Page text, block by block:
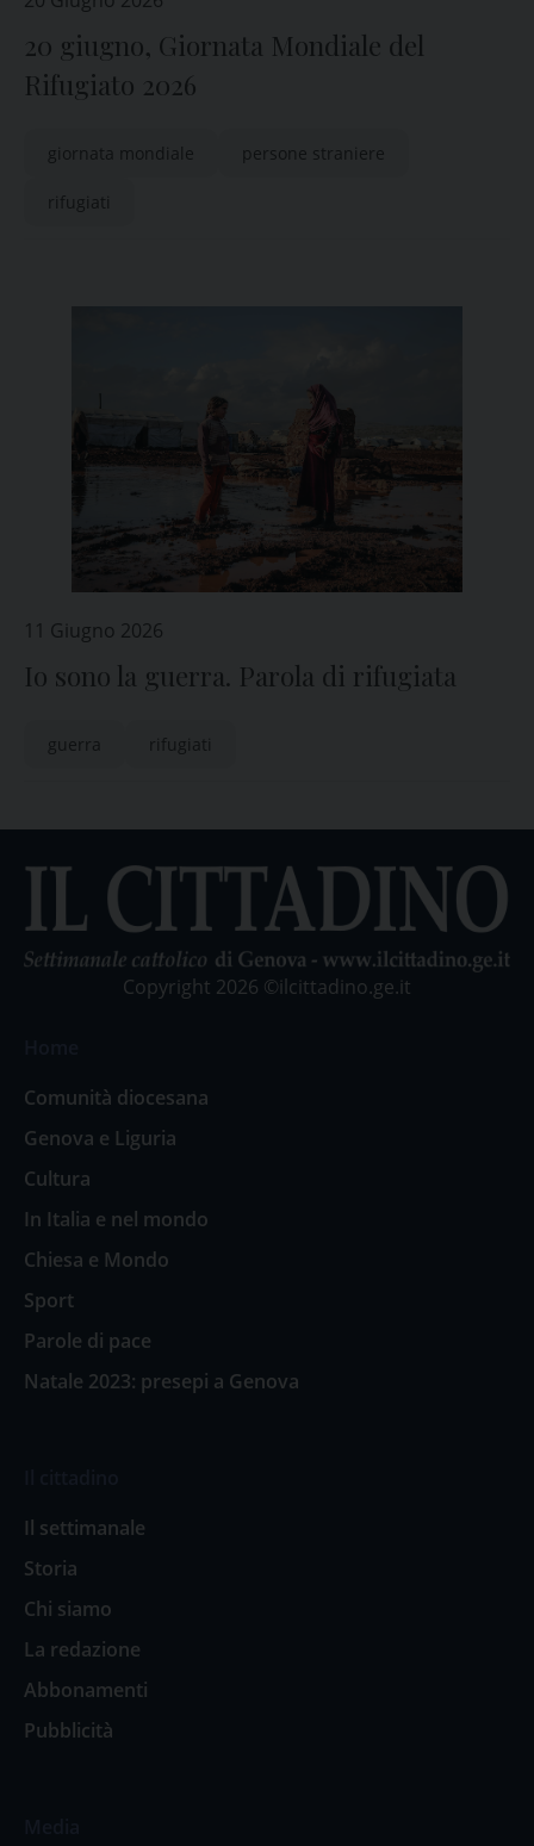
20 giugno, Giornata Mondiale del
Rifugiato 2026
giornata mondiale persone straniere
rifugiati
11 Giugno 2026
Io sono la guerra. Parola di rifugiata
guerra rifugiati
Copyright 2026 ©ilcittadino.ge.it
Comunità diocesana
Genova e Liguria
Cultura
In Italia e nel mondo
Chiesa e Mondo
Sport
Parole di pace
Natale 2023: presepi a Genova
Il settimanale
Storia
Chi siamo
La redazione
Abbonamenti
Pubblicità